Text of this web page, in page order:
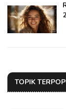
TOPIK